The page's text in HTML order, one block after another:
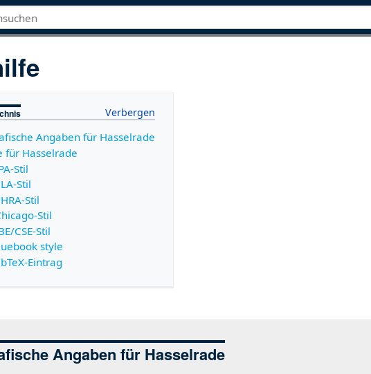
Angaben für Hasselrade
für Hasselrade
Stil
Stil
Stil
Stil
CSE-Stil
style
Eintrag
Angaben für Hasselrade